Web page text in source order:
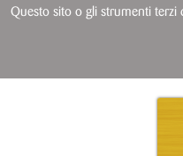
Questo sito o gli strumenti terzi